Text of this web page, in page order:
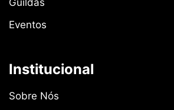
Guildas
Eventos
Institucional
Sobre Nós